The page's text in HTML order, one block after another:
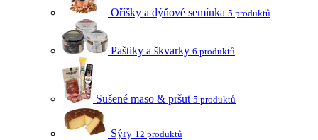
Oříšky a dýňové semínka 5 produktů
Paštiky a škvarky 6 produktů
Sušené maso & pršut 5 produktů
Sýry 12 produktů